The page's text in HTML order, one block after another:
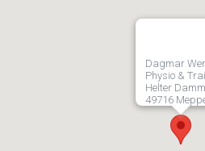
Dagmar
Physio &
Helter
49716